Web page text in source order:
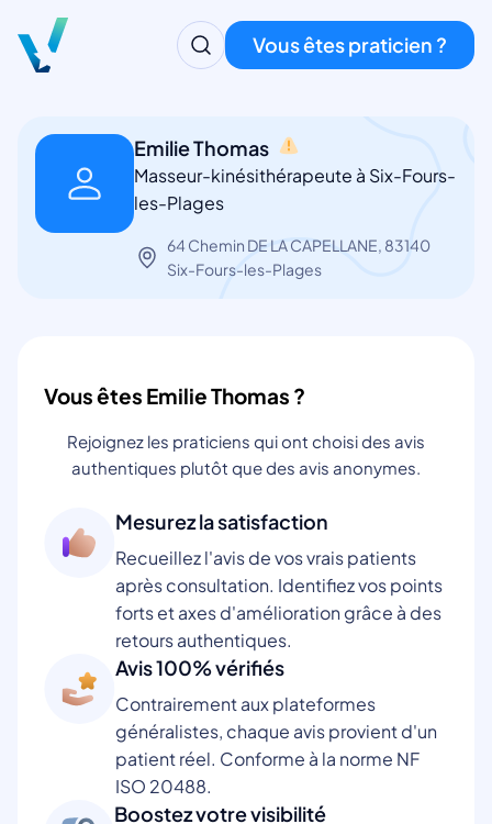
Vous êtes praticien ?
Emilie Thomas
Masseur-kinésithérapeute à Six-Fours-
les-Plages
64 Chemin DE LA CAPELLANE, 83140
Six-Fours-les-Plages
Vous êtes Emilie Thomas ?
Rejoignez les praticiens qui ont choisi des avis
authentiques plutôt que des avis anonymes.
Mesurez la satisfaction
Recueillez l'avis de vos vrais patients
après consultation. Identifiez vos points
forts et axes d'amélioration grâce à des
retours authentiques.
Avis 100% vérifiés
Contrairement aux plateformes
généralistes, chaque avis provient d'un
patient réel. Conforme à la norme NF
ISO 20488.
Boostez votre visibilité